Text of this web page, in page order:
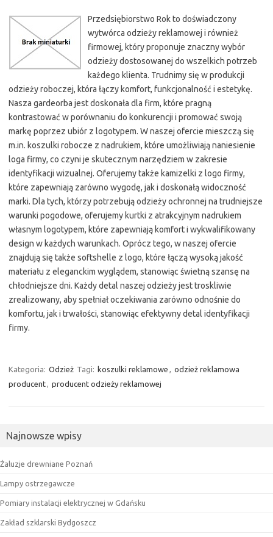
Przedsiębiorstwo Rok to doświadczony
wytwórca odzieży reklamowej i również
firmowej, który proponuje znaczny wybór
odzieży dostosowanej do wszelkich potrzeb
każdego klienta. Trudnimy się w produkcji
odzieży roboczej, która łączy komfort, funkcjonalność i estetykę.
Nasza gardeorba jest doskonała dla firm, które pragną
kontrastować w porównaniu do konkurencji i promować swoją
markę poprzez ubiór z logotypem. W naszej ofercie mieszczą się
m.in. koszulki robocze z nadrukiem, które umożliwiają naniesienie
loga firmy, co czyni je skutecznym narzędziem w zakresie
identyfikacji wizualnej. Oferujemy także kamizelki z logo firmy,
które zapewniają zarówno wygodę, jak i doskonałą widoczność
marki. Dla tych, którzy potrzebują odzieży ochronnej na trudniejsze
warunki pogodowe, oferujemy kurtki z atrakcyjnym nadrukiem
własnym logotypem, które zapewniają komfort i wykwalifikowany
design w każdych warunkach. Oprócz tego, w naszej ofercie
znajdują się także softshelle z logo, które łączą wysoką jakość
materiału z eleganckim wyglądem, stanowiąc świetną szansę na
chłodniejsze dni. Każdy detal naszej odzieży jest troskliwie
zrealizowany, aby spełniał oczekiwania zarówno odnośnie do
komfortu, jak i trwałości, stanowiąc efektywny detal identyfikacji
firmy.
Kategoria: Odzież Tagi: koszulki reklamowe , odzież reklamowa
producent, producent odzieży reklamowej
Najnowsze wpisy
Żaluzje drewniane Poznań
Lampy ostrzegawcze
Pomiary instalacji elektrycznej w Gdańsku
Zakład szklarski Bydgoszcz